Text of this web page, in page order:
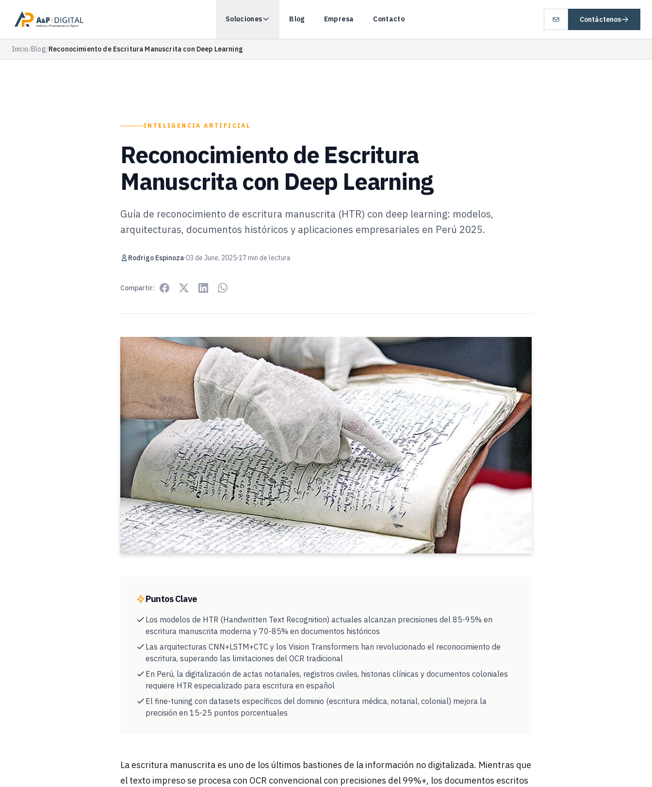
Soluciones Blog Empresa Contacto Contáctenos
Inicio/Blog/Reconocimiento de Escritura Manuscrita con Deep Learning
INTELIGENCIA ARTIFICIAL
Reconocimiento de Escritura
Manuscrita con Deep Learning
Guía de reconocimiento de escritura manuscrita (HTR) con deep learning: modelos,
arquitecturas, documentos históricos y aplicaciones empresariales en Perú 2025.
Rodrigo Espinoza 03 de June, 2025 17 min de lectura
Compartir:
Puntos Clave
Los modelos de HTR (Handwritten Text Recognition) actuales alcanzan precisiones del 85-95% en
escritura manuscrita moderna y 70-85% en documentos históricos
Las arquitecturas CNN+LSTM+CTC y los Vision Transformers han revolucionado el reconocimiento de
escritura, superando las limitaciones del OCR tradicional
En Perú, la digitalización de actas notariales, registros civiles, historias clínicas y documentos coloniales
requiere HTR especializado para escritura en español
El fine-tuning con datasets específicos del dominio (escritura médica, notarial, colonial) mejora la
precisión en 15-25 puntos porcentuales
La escritura manuscrita es uno de los últimos bastiones de la información no digitalizada. Mientras que
el texto impreso se procesa con OCR convencional con precisiones del 99%+, los documentos escritos